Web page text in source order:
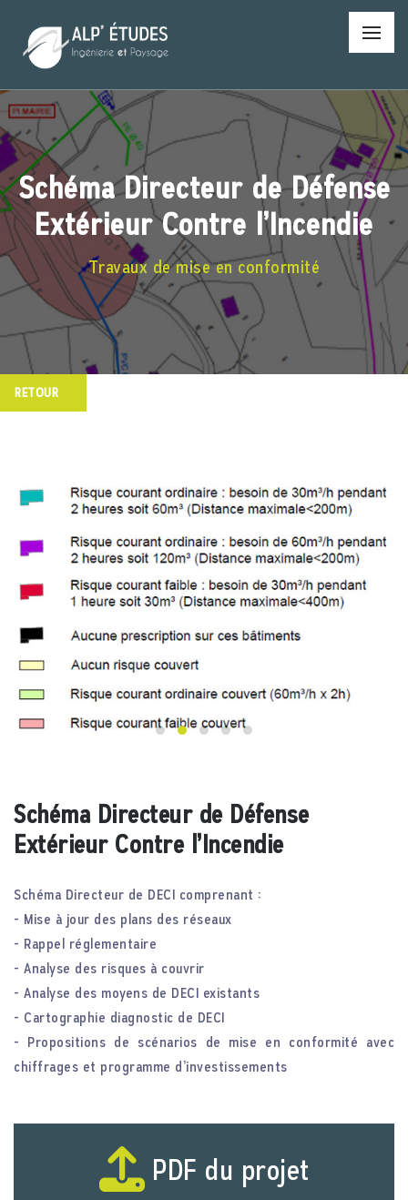
Schéma Directeur de Défense
Extérieur Contre l’Incendie
Travaux de mise en conformité
RETOUR
Schéma Directeur de Défense
Extérieur Contre l’Incendie
Schéma Directeur de DECI comprenant :
- Mise à jour des plans des réseaux
- Rappel réglementaire
- Analyse des risques à couvrir
- Analyse des moyens de DECI existants
- Cartographie diagnostic de DECI
- Propositions de scénarios de mise en conformité avec
chiffrages et programme d’investissements
PDF du projet